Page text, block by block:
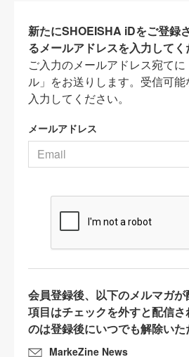
新たにSHOEISHA iDをご登録
るメールアドレスを入力してく
ご入力のメールアドレス宛て
ル」をお送りします。受信可
入力してください。
メールアドレス
会員登録後、以下のメルマガ
項目はチェックを外すと配信
のは登録後にいつでも解除いた
MarkeZine News